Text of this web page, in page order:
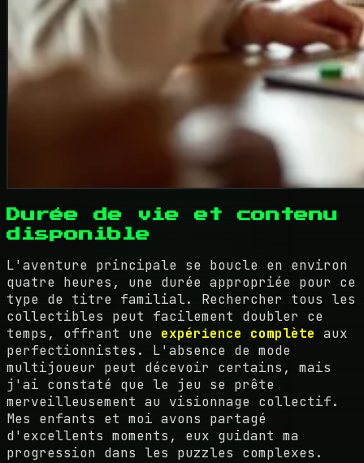
Durée de vie et contenu
disponible
L'aventure principale se boucle en environ
quatre heures, une durée appropriée pour ce
type de titre familial. Rechercher tous les
collectibles peut facilement doubler ce
temps, offrant une expérience complète aux
perfectionnistes. L'absence de mode
multijoueur peut décevoir certains, mais
j'ai constaté que le jeu se prête
merveilleusement au visionnage collectif.
Mes enfants et moi avons partagé
d'excellents moments, eux guidant ma
progression dans les puzzles complexes.